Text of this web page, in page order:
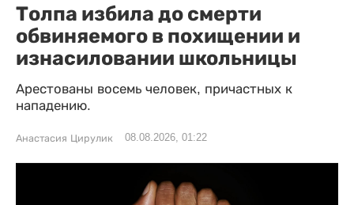
Толпа избила до смерти
обвиняемого в похищении и
изнасиловании школьницы
Арестованы восемь человек, причастных к
нападению.
Анастасия Цирулик 08.08.2026, 01:22